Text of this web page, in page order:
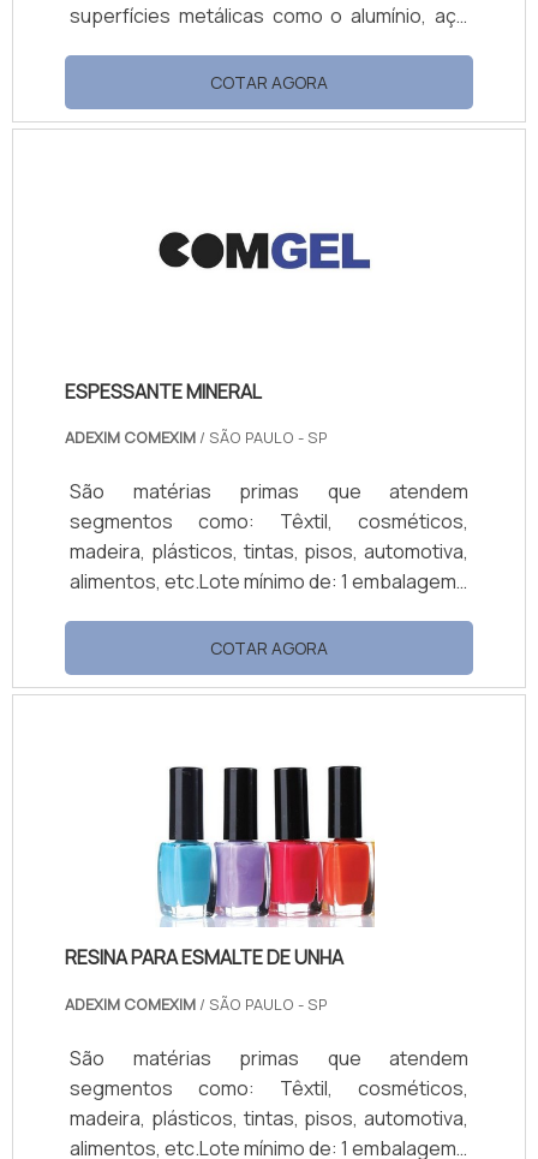
superfícies metálicas como o alumínio, aço
necessidade e diluição, o decapante preço
justo pode ser aplicado com trincha, pincel,
vassoura, escovão, por imersão ou
necessário uma reaplicação, dependendo do
tipo e quantidade de resíduos a serem
COTAR AGORA
ESPESSANTE MINERAL
ADEXIM COMEXIM / SÃO PAULO - SP
São matérias primas que atendem
segmentos como: Têxtil, cosméticos,
madeira, plásticos, tintas, pisos, automotiva,
alimentos, etc.Lote mínimo de: 1 embalagem -
é um espessante mineral à base de
atapulgita, o múltiplo uso das Atapulgitas
conta com alta capacidade de absorção e
viscosidade e geração de estrutura de gel,
tanto em meio aquoso como solvente.No
quesito bio-estática as atapulgitas são
relativamente inertes em sistema.
COTAR AGORA
RESINA PARA ESMALTE DE UNHA
ADEXIM COMEXIM / SÃO PAULO - SP
São matérias primas que atendem
segmentos como: Têxtil, cosméticos,
madeira, plásticos, tintas, pisos, automotiva,
alimentos, etc.Lote mínimo de: 1 embalagem -